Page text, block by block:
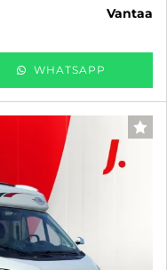
vantaa
WHATSAPP